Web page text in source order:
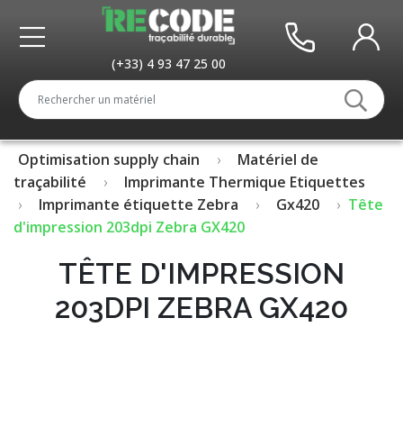
(+33) 4 93 47 25 00
Optimisation supply chain
Matériel de
traçabilité
Imprimante Thermique Etiquettes
Imprimante étiquette Zebra
Gx420
Tête
d'impression 203dpi Zebra GX420
TÊTE D'IMPRESSION
203DPI ZEBRA GX420